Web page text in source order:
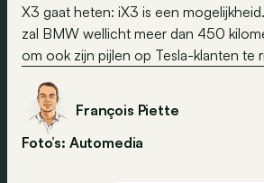
X3 gaat heten: iX3 is een
zal BMW wellicht meer dan 450
om ook zijn pijlen op Tesla-klanten te
François Piette
Foto’s: Automedia